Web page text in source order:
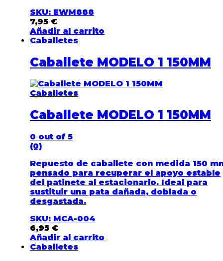
SKU: EWM888
7,95 €
Añadir al carrito
Caballetes
Caballete MODELO 1 150MM
Caballetes
Caballete MODELO 1 150MM
0 out of 5
(0)
Repuesto de caballete con medida 150
pensado para recuperar el apoyo estable
del patinete al estacionarlo. Ideal para
sustituir una pata dañada, doblada o
desgastada.
SKU: MCA-004
6,95 €
Añadir al carrito
Caballetes